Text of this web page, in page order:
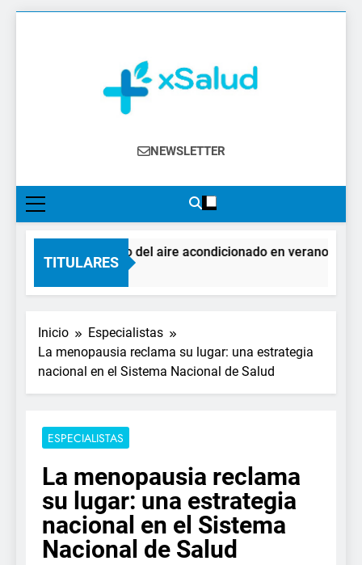
XSalud
Noticias Del Sector Salud. Congresos Y
Farmacéutica, Atención Primaria,
Especialistas, Farmacia, Etc…
NEWSLETTER
TITULARES
El impacto del aire acondicionado en verano:
2 Días Atrás
Inicio
Especialistas
La menopausia reclama su lugar: una estrategia
nacional en el Sistema Nacional de Salud
ESPECIALISTAS
La menopausia reclama
su lugar: una estrategia
nacional en el Sistema
Nacional de Salud